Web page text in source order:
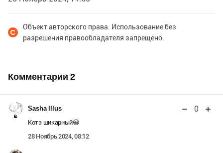
Объект авторского права. Использование без
разрешения правообладателя запрещено.
Комментарии 2
Sasha Illus 0
Котэ шикарный😀
28 Ноябрь 2024, 08:12